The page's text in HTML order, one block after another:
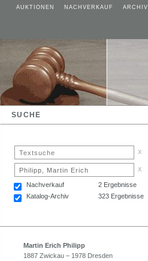
AUKTIONEN NACHVERKAUF ARCHIV
SUCHE
x
x
Nachverkauf
2 Ergebnisse
Katalog-Archiv
323 Ergebnisse
Martin Erich Philipp
1887 Zwickau – 1978 Dresden